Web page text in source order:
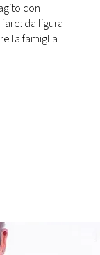
con
da figura
la famiglia